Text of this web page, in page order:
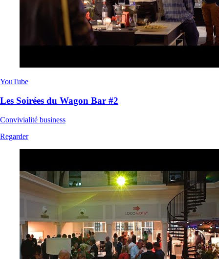
YouTube
Les Soirées du Wagon Bar #2
Convivialité business
Regarder